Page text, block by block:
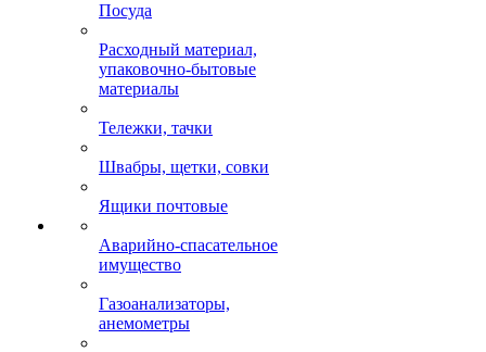
Посуда
Расходный материал,
упаковочно-бытовые
материалы
Тележки, тачки
Швабры, щетки, совки
Ящики почтовые
Аварийно-спасательное
имущество
Газоанализаторы,
анемометры